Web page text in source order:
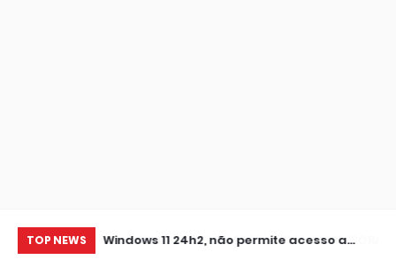
TOP NEWS
IMPRESSORA
Windows 11 24h2, não permite acesso a